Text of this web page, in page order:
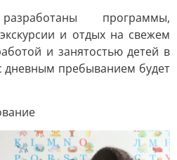
программы,
и отдых на свежем
и занятостью детей в
дневным пребыванием будет